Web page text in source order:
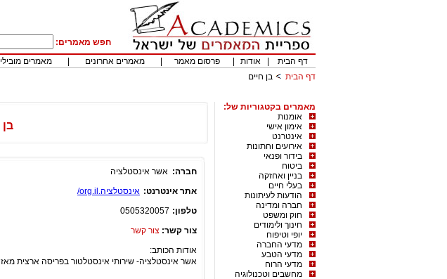
חפש מאמרים:
דף הבית
אודות פרסום מאמר מאמרים אחרונים מאמרים
דף הבית
בן חיים
מאמרים בקטגוריות של:
אומנות
אימון אישי
אינטרנט
אירועים וחתונות
בידור ופנאי
ביטוח
בניין ואחזקה
בעלי חיים
הודעות לעיתונות
חברה ומדינה
חוק ומשפט
חינוך ולימודים
יופי וטיפוח
מדעי החברה
מדעי הטבע
מדעי הרוח
מחשבים וטכנולוגיה
בן
חברה: אשר אינסטלציה
אתר אינטרנט: אינסטלציה.org.il/
טלפון: 0505320057
צור קשר: צור קשר
אודות הכותב:
אשר אינסטלציה- שירותי אינסטלטור בפריסה ארצית מאז 1972 ועד היום. החברה הוותיקה ביותר בענף האינסטלציה.